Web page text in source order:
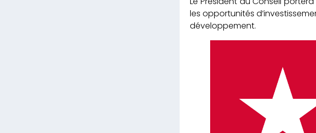
les opportunités
développement.